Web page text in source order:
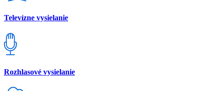
Televízne vysielanie
Rozhlasové vysielanie